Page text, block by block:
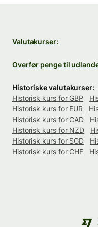
Valutakurser:
Overfør penge til
Historiske valutakurser:
Historisk kurs for GBP
Historisk kurs for EUR
Historisk kurs for CAD
Historisk kurs for NZD
Historisk kurs for SGD
Historisk kurs for CHF